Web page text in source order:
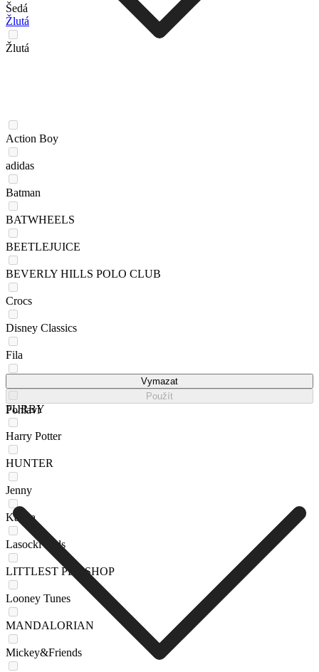
Šedá
Žlutá
Žlutá
Action Boy
adidas
Batman
BATWHEELS
BEETLEJUICE
BEVERLY HILLS POLO CLUB
Crocs
Disney Classics
Fila
FURBY
Harry Potter
HUNTER
Jenny
Kappa
Lasocki Kids
LITTLEST PET SHOP
Looney Tunes
MANDALORIAN
Mickey&Friends
Vymazat
Použít
Pohlaví